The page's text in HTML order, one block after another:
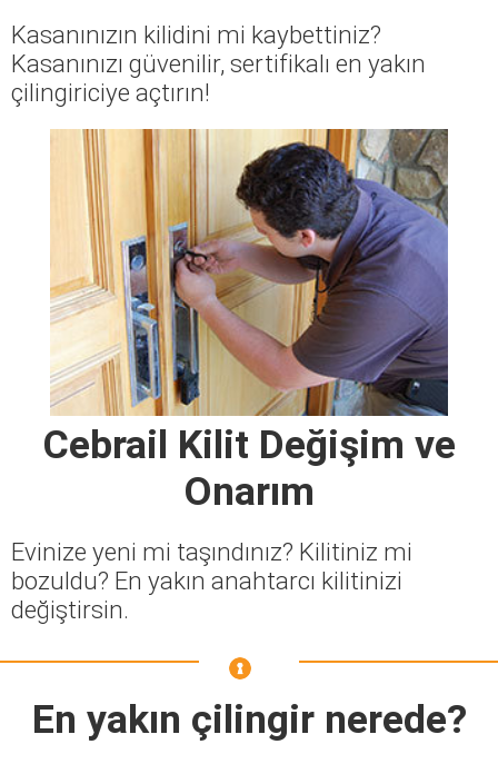
Kasanınızın kilidini mi kaybettiniz?
Kasanınızı güvenilir, sertifikalı en yakın
çilingiriciye açtırın!
Cebrail Kilit Değişim ve
Onarım
Evinize yeni mi taşındınız? Kilitiniz mi
bozuldu? En yakın anahtarcı kilitinizi
değiştirsin.
En yakın çilingir nerede?